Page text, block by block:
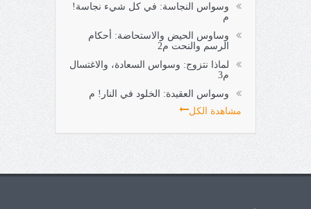
وسواس النجاسة: في كل شيء نجاسة!
م
وساوس الحيض والاستحاضة: أحكام
الرسم والنحت م2
لماذا نتزوج: وسواس السعادة، والاغتسال
م3
وسواس العقيدة: الخلود في النار! م
مشاهدة الكل